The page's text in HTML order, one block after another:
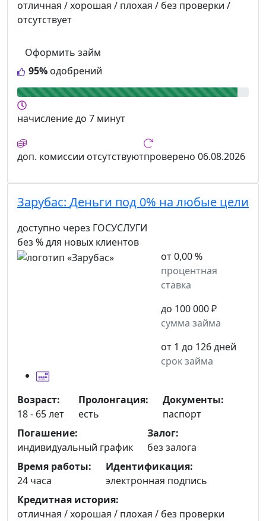
95% одобрений
Оформить займ
отличная / хорошая / плохая / без проверки /
отсутствует
начислениедо 7 минут
доп. комиссии отсутствуютпроверено 06.08.2026
Зарубас: Деньги под 0% на любые цели
доступно через ГОСУСЛУГИ
без % для новых клиентов
от 0,00 %
процентная
ставка
до 100 000 ₽
сумма займа
от 1 до 126 дней
срок займа
Возраст:
18 - 65 лет
Пролонгация:
есть
Документы:
паспорт
Погашение:
индивидуальный график
Залог:
без залога
Время работы:
24 часа
Идентификация:
электронная подпись
Кредитная история:
отличная / хорошая / плохая / без проверки